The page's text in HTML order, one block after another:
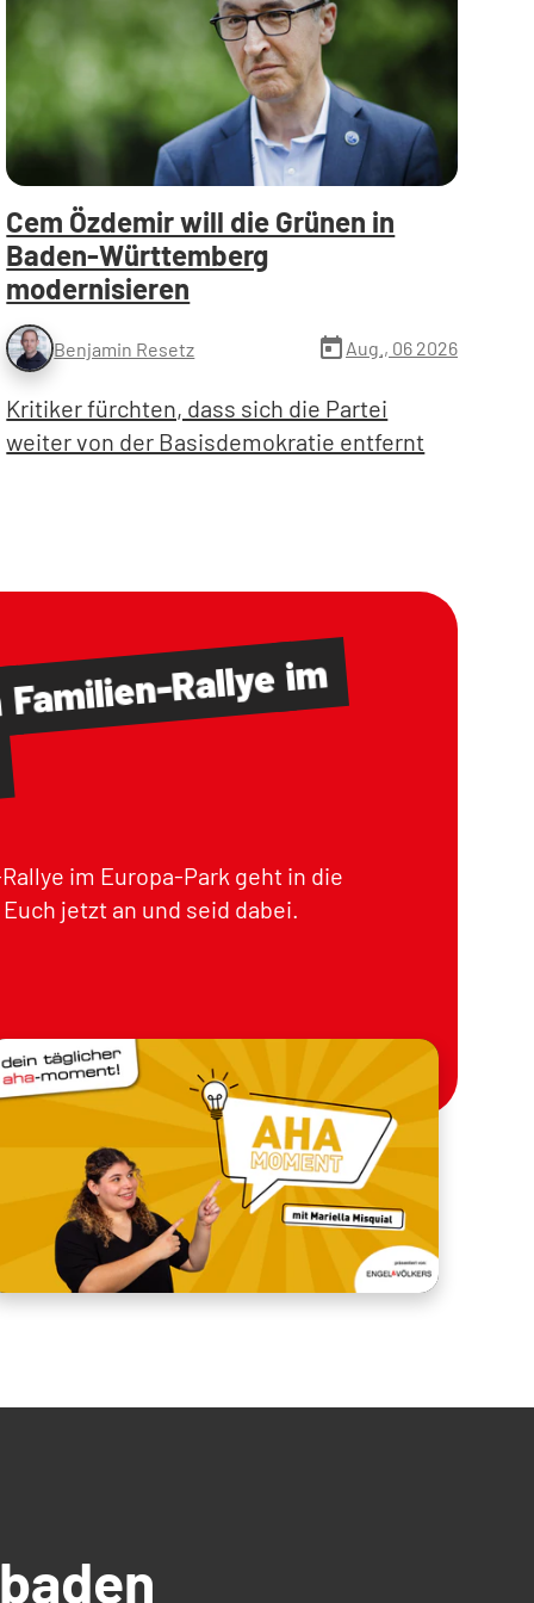
Cem Özdemir will die Grünen in
Baden-Württemberg
modernisieren
Benjamin Resetz today Aug., 06 2026
Kritiker fürchten, dass sich die Partei
weiter von der Basisdemokratie entfernt
Familien-Rallyeim
im Europa-Park geht in die
jetzt an und seid dabei.